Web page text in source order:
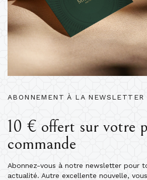
ABONNEMENT À LA NEWSLETTER
10 € offert sur votre
commande
Abonnez-vous à notre newsletter pour
actualité. Autre excellente nouvelle,